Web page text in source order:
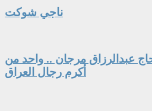
ناجي شوكت
عبدالرزاق مرجان .. واحد من
أكرم رجال العراق